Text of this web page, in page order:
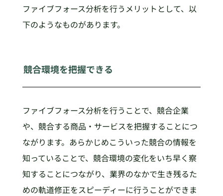
ファイブフォース分析を行うメリットとして、以
下のようなものがあります。
競合環境を把握できる
ファイブフォース分析を行うことで、競合企業
や、競合する商品・サービスを把握することにつ
ながります。あらかじめこういった競合の情報を
知っていることで、競合環境の変化をいち早く察
知することにつながり、業界のなかで生き残るた
めの軌道修正をスピーディーに行うことができま